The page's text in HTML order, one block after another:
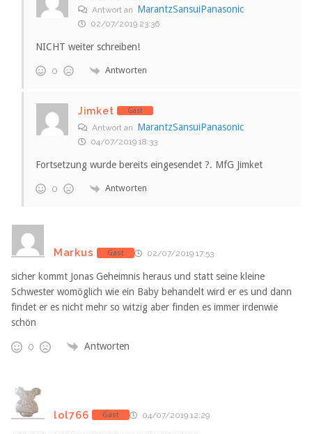
Antwort an MarantzSansuiPanasonic
02/07/2019 23:36
NICHT weiter schreiben!
0 Antworten
Jimket Gast
Antwort an MarantzSansuiPanasonic
04/07/2019 18:33
Fortsetzung wurde bereits eingesendet ?. MfG Jimket
0 Antworten
Markus Gast 02/07/2019 17:53
sicher kommt Jonas Geheimnis heraus und statt seine kleine
Schwester womöglich wie ein Baby behandelt wird er es und dann
findet er es nicht mehr so witzig aber finden es immer irdenwie
schön
0 Antworten
lol766 Gast 04/07/2019 12:29